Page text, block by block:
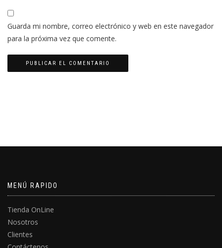
Guarda mi nombre, correo electrónico y web en este navegador
para la próxima vez que comente.
MENÚ RAPIDO
Tienda OnLine
Nosotros
Clientes